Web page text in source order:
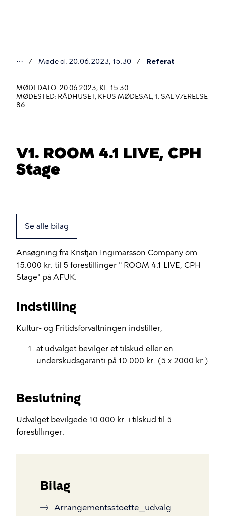
er
her
⋯ Møde d. 20.06.2023, 15:30 Referat
MØDEDATO: 20.06.2023, KL. 15:30
MØDESTED: RÅDHUSET, KFUS MØDESAL, 1. SAL VÆRELSE
86
V1. ROOM 4.1 LIVE, CPH
Stage
Se alle bilag
Ansøgning fra Kristjan Ingimarsson Company om
15.000 kr. til 5 forestillinger " ROOM 4.1 LIVE, CPH
Stage" på AFUK.
Indstilling
Kultur- og Fritidsforvaltningen indstiller,
at udvalget bevilger et tilskud eller en
underskudsgaranti på 10.000 kr. (5 x 2000 kr.)
Beslutning
Udvalget bevilgede 10.000 kr. i tilskud til 5
forestillinger.
Bilag
Arrangementsstoette__udvalg